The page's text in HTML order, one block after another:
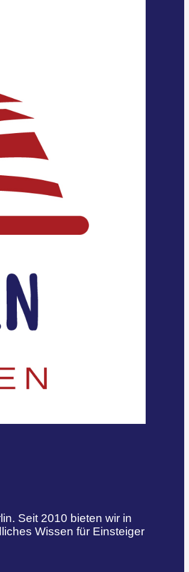
Seit 2010 bieten wir in
Wissen für Einsteiger